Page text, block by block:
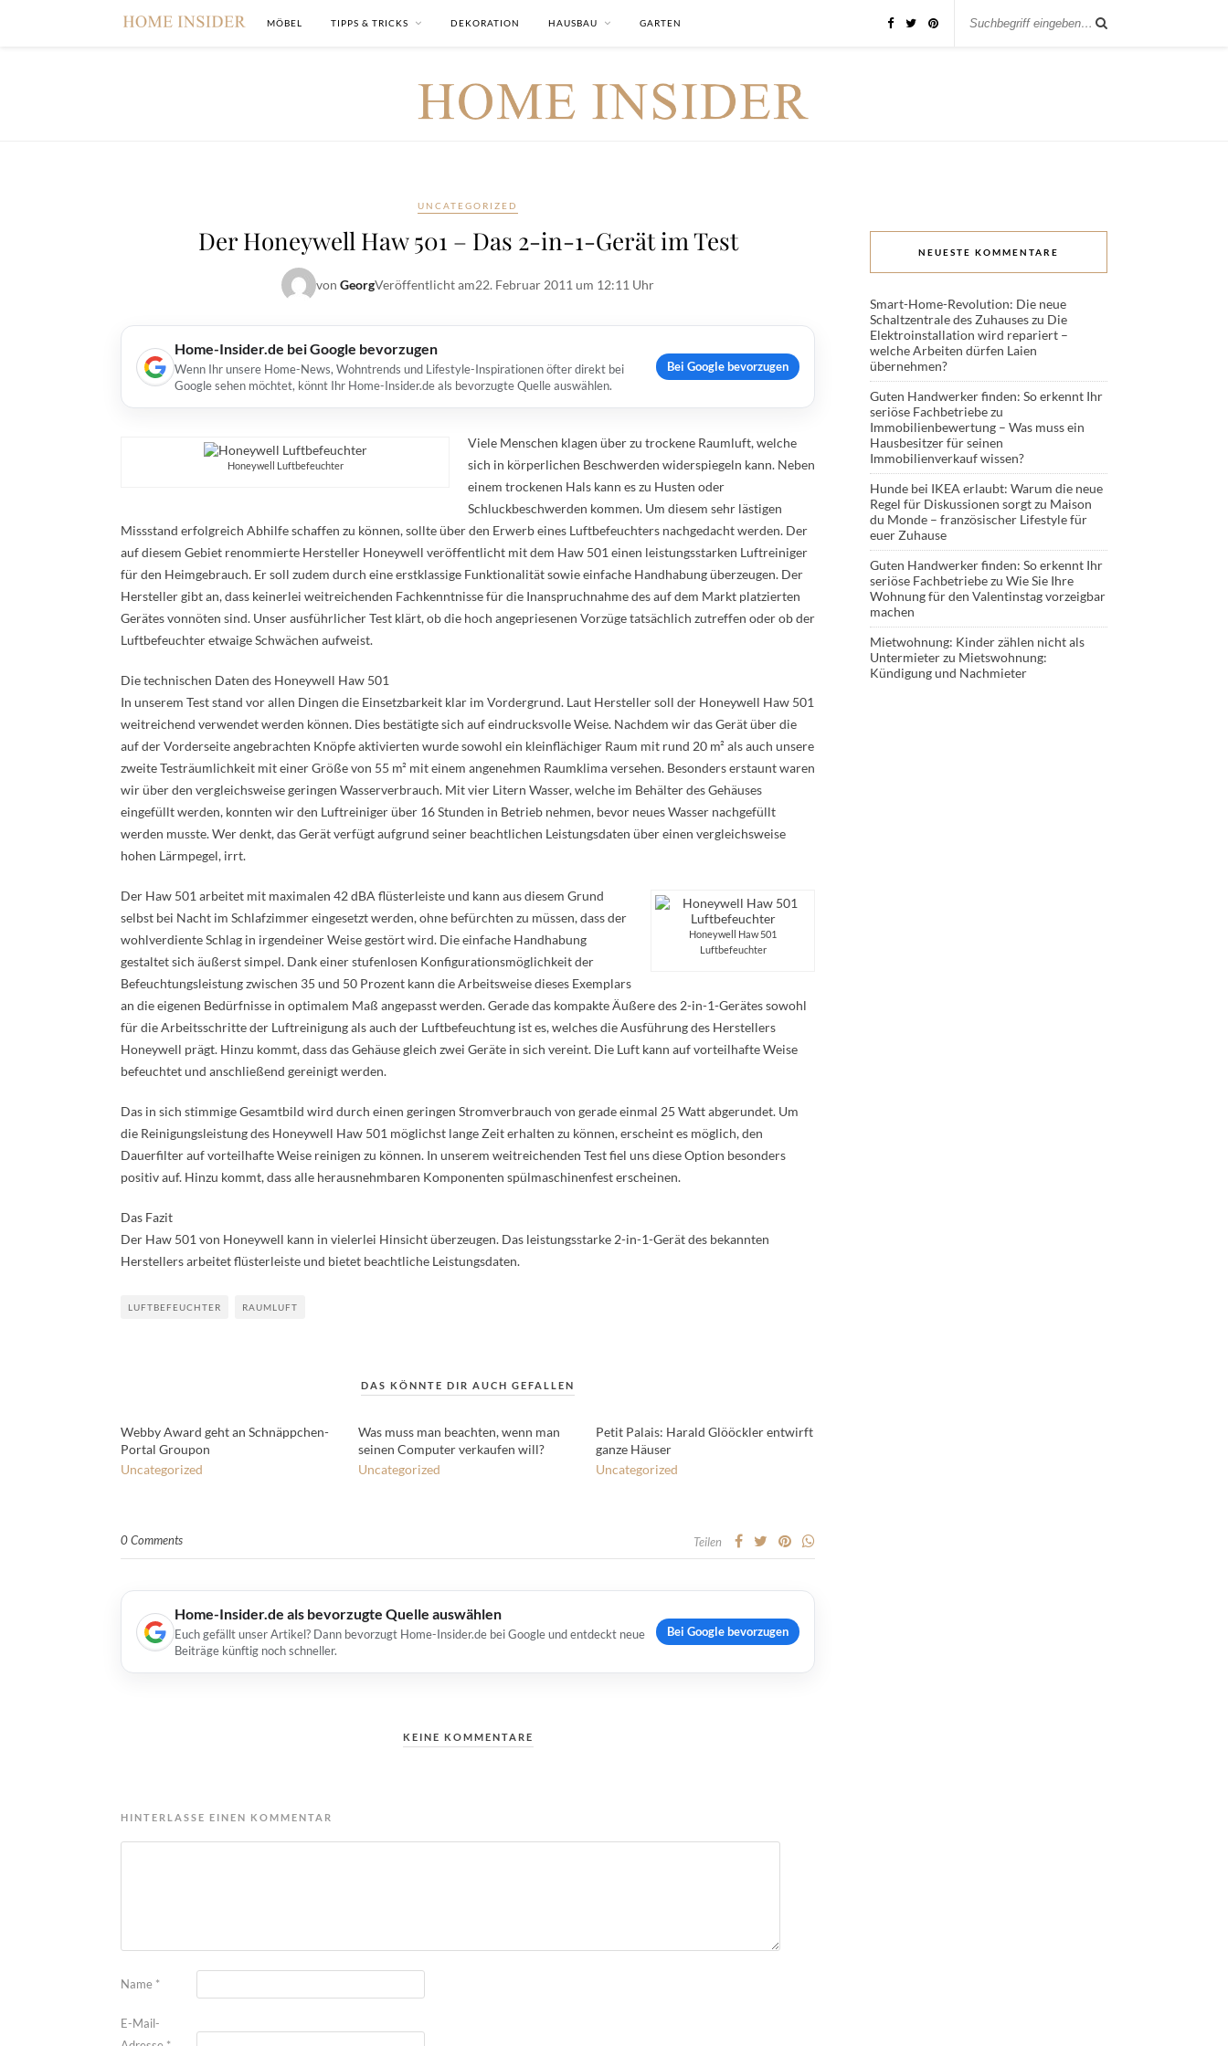
MÖBEL TIPPS & TRICKS DEKORATION HAUSBAU GARTEN
UNCATEGORIZED
Der Honeywell Haw 501 – Das 2-in-1-Gerät im Test
von GeorgVeröffentlicht am22. Februar 2011 um 12:11 Uhr
Home-Insider.de bei Google bevorzugen
Wenn Ihr unsere Home-News, Wohntrends und Lifestyle-Inspirationen öfter direkt bei
Google sehen möchtet, könnt Ihr Home-Insider.de als bevorzugte Quelle auswählen.
Bei Google bevorzugen
Honeywell Luftbefeuchter
Viele Menschen klagen über zu trockene Raumluft, welche
sich in körperlichen Beschwerden widerspiegeln kann. Neben
einem trockenen Hals kann es zu Husten oder
Schluckbeschwerden kommen. Um diesem sehr lästigen
Missstand erfolgreich Abhilfe schaffen zu können, sollte über den Erwerb eines Luftbefeuchters nachgedacht werden. Der
auf diesem Gebiet renommierte Hersteller Honeywell veröffentlicht mit dem Haw 501 einen leistungsstarken Luftreiniger
für den Heimgebrauch. Er soll zudem durch eine erstklassige Funktionalität sowie einfache Handhabung überzeugen. Der
Hersteller gibt an, dass keinerlei weitreichenden Fachkenntnisse für die Inanspruchnahme des auf dem Markt platzierten
Gerätes vonnöten sind. Unser ausführlicher Test klärt, ob die hoch angepriesenen Vorzüge tatsächlich zutreffen oder ob der
Luftbefeuchter etwaige Schwächen aufweist.
Die technischen Daten des Honeywell Haw 501
In unserem Test stand vor allen Dingen die Einsetzbarkeit klar im Vordergrund. Laut Hersteller soll der Honeywell Haw 501
weitreichend verwendet werden können. Dies bestätigte sich auf eindrucksvolle Weise. Nachdem wir das Gerät über die
auf der Vorderseite angebrachten Knöpfe aktivierten wurde sowohl ein kleinflächiger Raum mit rund 20 m² als auch unsere
zweite Testräumlichkeit mit einer Größe von 55 m² mit einem angenehmen Raumklima versehen. Besonders erstaunt waren
wir über den vergleichsweise geringen Wasserverbrauch. Mit vier Litern Wasser, welche im Behälter des Gehäuses
eingefüllt werden, konnten wir den Luftreiniger über 16 Stunden in Betrieb nehmen, bevor neues Wasser nachgefüllt
werden musste. Wer denkt, das Gerät verfügt aufgrund seiner beachtlichen Leistungsdaten über einen vergleichsweise
hohen Lärmpegel, irrt.
Honeywell Haw 501
Luftbefeuchter
Der Haw 501 arbeitet mit maximalen 42 dBA flüsterleiste und kann aus diesem Grund
selbst bei Nacht im Schlafzimmer eingesetzt werden, ohne befürchten zu müssen, dass der
wohlverdiente Schlag in irgendeiner Weise gestört wird. Die einfache Handhabung
gestaltet sich äußerst simpel. Dank einer stufenlosen Konfigurationsmöglichkeit der
Befeuchtungsleistung zwischen 35 und 50 Prozent kann die Arbeitsweise dieses Exemplars
an die eigenen Bedürfnisse in optimalem Maß angepasst werden. Gerade das kompakte Äußere des 2-in-1-Gerätes sowohl
für die Arbeitsschritte der Luftreinigung als auch der Luftbefeuchtung ist es, welches die Ausführung des Herstellers
Honeywell prägt. Hinzu kommt, dass das Gehäuse gleich zwei Geräte in sich vereint. Die Luft kann auf vorteilhafte Weise
befeuchtet und anschließend gereinigt werden.
Das in sich stimmige Gesamtbild wird durch einen geringen Stromverbrauch von gerade einmal 25 Watt abgerundet. Um
die Reinigungsleistung des Honeywell Haw 501 möglichst lange Zeit erhalten zu können, erscheint es möglich, den
Dauerfilter auf vorteilhafte Weise reinigen zu können. In unserem weitreichenden Test fiel uns diese Option besonders
positiv auf. Hinzu kommt, dass alle herausnehmbaren Komponenten spülmaschinenfest erscheinen.
Das Fazit
Der Haw 501 von Honeywell kann in vielerlei Hinsicht überzeugen. Das leistungsstarke 2-in-1-Gerät des bekannten
Herstellers arbeitet flüsterleiste und bietet beachtliche Leistungsdaten.
LUFTBEFEUCHTER RAUMLUFT
DAS KÖNNTE DIR AUCH GEFALLEN
Webby Award geht an Schnäppchen-
Portal Groupon
Uncategorized
Was muss man beachten, wenn man
seinen Computer verkaufen will?
Uncategorized
Petit Palais: Harald Glööckler entwirft
ganze Häuser
Uncategorized
0 Comments Teilen
Home-Insider.de als bevorzugte Quelle auswählen
Euch gefällt unser Artikel? Dann bevorzugt Home-Insider.de bei Google und entdeckt neue
Beiträge künftig noch schneller.
Bei Google bevorzugen
KEINE KOMMENTARE
HINTERLASSE EINEN KOMMENTAR
Name *
E-Mail-
NEUESTE KOMMENTARE
Smart-Home-Revolution: Die neue
Schaltzentrale des Zuhauseszu Die
Elektroinstallation wird repariert –
welche Arbeiten dürfen Laien
übernehmen?
Guten Handwerker finden: So erkennt Ihr
seriöse Fachbetriebezu
Immobilienbewertung – Was muss ein
Hausbesitzer für seinen
Immobilienverkauf wissen?
Hunde bei IKEA erlaubt: Warum die neue
Regel für Diskussionen sorgtzu Maison
du Monde – französischer Lifestyle für
euer Zuhause
Guten Handwerker finden: So erkennt Ihr
seriöse Fachbetriebezu Wie Sie Ihre
Wohnung für den Valentinstag vorzeigbar
machen
Mietwohnung: Kinder zählen nicht als
Untermieterzu Mietswohnung:
Kündigung und Nachmieter